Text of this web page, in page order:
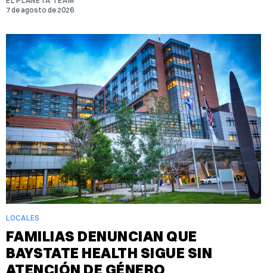
7 de agosto de 2026
LOCALES
FAMILIAS DENUNCIAN QUE
BAYSTATE HEALTH SIGUE SIN